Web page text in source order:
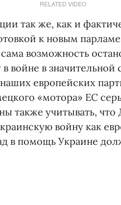
RELATED VIDEO
так же, как и
к новым
возможность
войне в значительной
европейских
«мотора» ЕС
также учитывать, что
войну как
в помощь Украине